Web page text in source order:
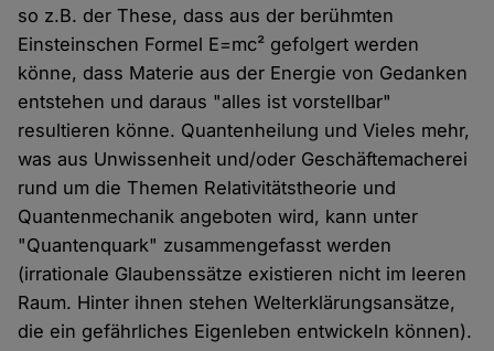
so z.B. der These, dass aus der berühmten
Einsteinschen Formel E=mc² gefolgert werden
könne, dass Materie aus der Energie von Gedanken
entstehen und daraus "alles ist vorstellbar"
resultieren könne. Quantenheilung und Vieles mehr,
was aus Unwissenheit und/oder Geschäftemacherei
rund um die Themen Relativitätstheorie und
Quantenmechanik angeboten wird, kann unter
"Quantenquark" zusammengefasst werden
(irrationale Glaubenssätze existieren nicht im leeren
Raum. Hinter ihnen stehen Welterklärungsansätze,
die ein gefährliches Eigenleben entwickeln können).